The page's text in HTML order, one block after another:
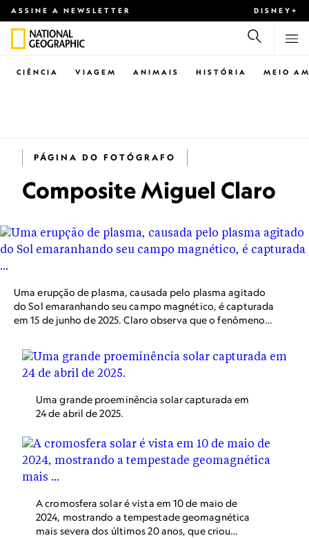
ASSINE A NEWSLETTER DISNEY+
CIÊNCIA VIAGEM ANIMAIS HISTÓRIA MEIO
PÁGINA DO FOTÓGRAFO
Composite Miguel Claro
Uma erupção de plasma, causada pelo plasma agitado
do Sol emaranhando seu campo magnético, é capturada
em 15 de junho de 2025. Claro observa que o fenômeno
Uma grande proeminência solar capturada em
24 de abril de 2025.
A cromosfera solar é vista em 10 de maio de
2024, mostrando a tempestade geomagnética
mais severa dos últimos 20 anos, que criou